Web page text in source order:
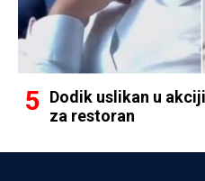
Dodik uslikan u
za restoran